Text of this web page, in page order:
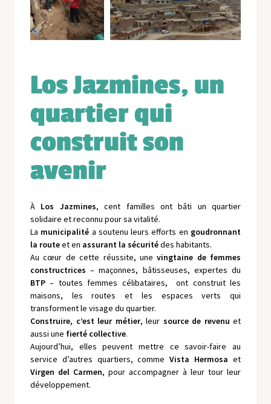
Los Jazmines, un
quartier qui
construit son
avenir
À Los Jazmines, cent familles ont bâti un quartier
solidaire et reconnu pour sa vitalité.
La municipalité a soutenu leurs efforts en goudronnant
la routeet en assurant la sécuritédes habitants.
Au cœur de cette réussite, unevingtaine de femmes
constructrices – maçonnes, bâtisseuses, expertes du
BTP – toutes femmes célibataires, ont construit les
maisons, les routes et les espaces verts qui
transforment le visage du quartier.
Construire, c’est leur métier, leur source de revenu et
aussi une fierté collective.
Aujourd’hui, elles peuvent mettre ce savoir-faire au
service d’autres quartiers, commeVista Hermosa et
Virgen del Carmen, pour accompagner à leur tour leur
développement.